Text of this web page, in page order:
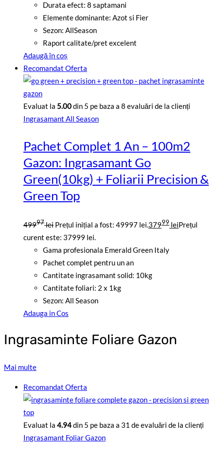
Durata efect: 8 saptamani
Elemente dominante: Azot si Fier
Sezon: AllSeason
Raport calitate/pret excelent
Adaugă în coș
Recomandat Oferta
Evaluat la 5.00din 5 pe baza a 8 evaluări de la clienți
Ingrasamant All Season
Pachet Complet 1 An – 100m2
Gazon: Ingrasamant Go
Green(10kg) + Foliarii Precision &
Green Top
49997 lei Prețul inițial a fost: 49997 lei.37999 leiPrețul
curent este: 37999 lei.
Gama profesionala Emerald Green Italy
Pachet complet pentru un an
Cantitate ingrasamant solid: 10kg
Cantitate foliari: 2 x 1kg
Sezon: All Season
Adauga in Cos
Ingrasaminte Foliare Gazon
Mai multe
Recomandat Oferta
Evaluat la 4.94din 5 pe baza a 31 de evaluări de la clienți
Ingrasamant Foliar Gazon